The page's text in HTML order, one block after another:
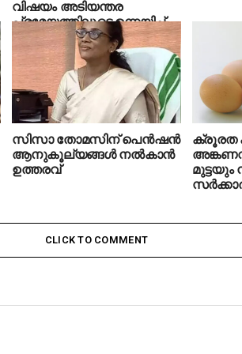
വിഷയം അടിയന്തര
പ്രമേയത്തിലൂടെ ഉന്നയിച്ച്
പ്രതിപക്ഷം
സിസാ തോമസിന് പെന്‍ഷന്‍
ആനുകൂല്യങ്ങള്‍ നല്‍കാന്‍
ഉത്തരവ്
ക്രൂരത
മുട്ടയും
CLICK TO COMMENT